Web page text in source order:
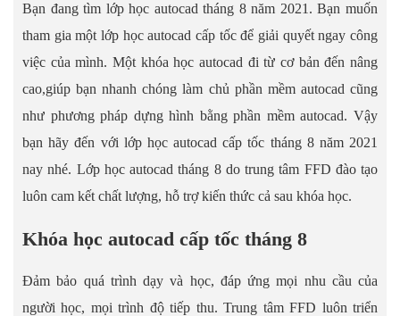
Bạn đang tìm lớp học autocad tháng 8 năm 2021. Bạn muốn
tham gia một lớp học autocad cấp tốc để giải quyết ngay công
việc của mình. Một khóa học autocad đi từ cơ bản đến nâng
cao,giúp bạn nhanh chóng làm chủ phần mềm autocad cũng
như phương pháp dựng hình bằng phần mềm autocad. Vậy
bạn hãy đến với lớp học autocad cấp tốc tháng 8 năm 2021
nay nhé. Lớp học autocad tháng 8 do trung tâm FFD đào tạo
luôn cam kết chất lượng, hỗ trợ kiến thức cả sau khóa học.
Khóa học autocad cấp tốc tháng 8
Đảm bảo quá trình dạy và học, đáp ứng mọi nhu cầu của
người học, mọi trình độ tiếp thu. Trung tâm FFD luôn triển